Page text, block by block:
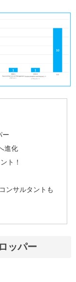
ー
進化
ト！
ンサルタントも
ッパー